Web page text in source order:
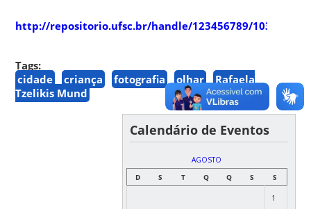
http://repositorio.ufsc.br/handle/123456789/103442
Tags:
cidade
criança fotografia olhar
Rafaela
Tzelikis Mund
Calendário de Eventos
AGOSTO
D
S T Q Q S S
1